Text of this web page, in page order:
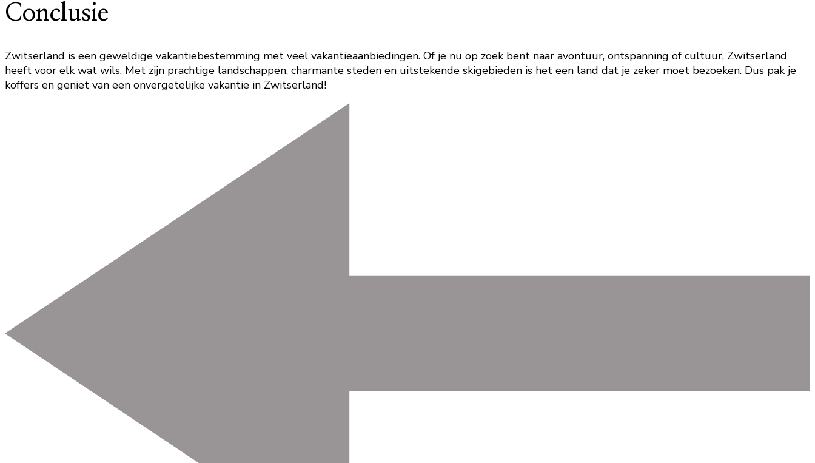
Conclusie
Zwitserland is een geweldige vakantiebestemming met veel vakantieaanbiedingen. Of je nu op zoek bent naar avontuur, ontspanning of cultuur, Zwitserland
heeft voor elk wat wils. Met zijn prachtige landschappen, charmante steden en uitstekende skigebieden is het een land dat je zeker moet bezoeken. Dus pak je
koffers en geniet van een onvergetelijke vakantie in Zwitserland!